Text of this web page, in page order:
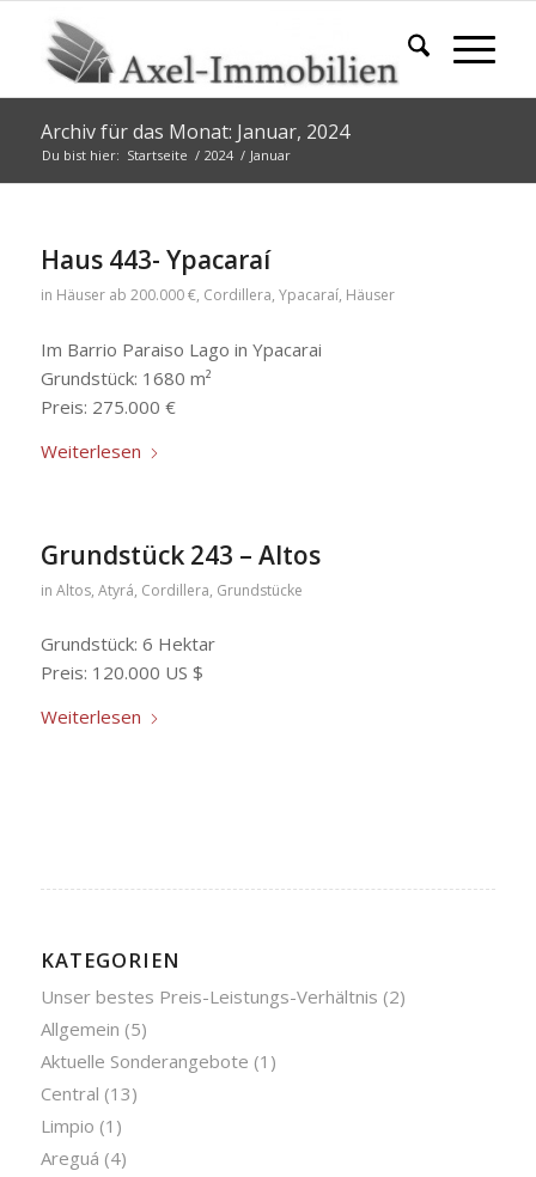
Archiv für das Monat: Januar, 2024
Du bist hier: Startseite / 2024 / Januar
Haus 443- Ypacaraí
in Häuser ab 200.000 €, Cordillera, Ypacaraí, Häuser
Im Barrio Paraiso Lago in Ypacarai
Grundstück: 1680 m²
Preis: 275.000 €
Weiterlesen
Grundstück 243 – Altos
in Altos, Atyrá, Cordillera, Grundstücke
Grundstück: 6 Hektar
Preis: 120.000 US $
Weiterlesen
KATEGORIEN
Unser bestes Preis-Leistungs-Verhältnis (2)
Allgemein (5)
Aktuelle Sonderangebote (1)
Central (13)
Limpio (1)
Areguá (4)